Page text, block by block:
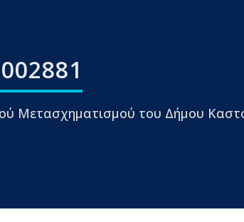
Μετασχηματισμού του Δήμου